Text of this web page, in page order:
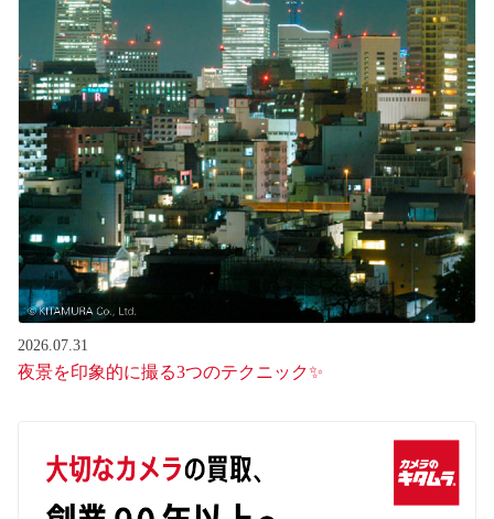
2026.07.31
夜景を印象的に撮る3つのテクニック✨